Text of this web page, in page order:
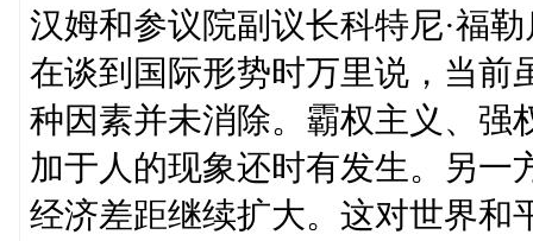
汉姆和参议院副议长科特尼·福
在谈到国际形势时万里说，当前
种因素并未消除。霸权主义、强
加于人的现象还时有发生。另一
经济差距继续扩大。这对世界和